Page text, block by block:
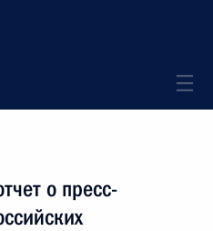
о пресс-